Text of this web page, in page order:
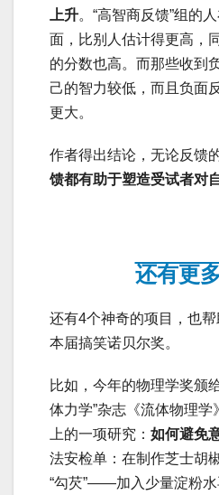
上升。“高智商反馈”组的
面，比别人估计得更高，
的分数也高。而那些收到
己的智力较低，而且负面
更大。
作者得出结论，无论反馈
馈都有助于塑造受试者对
还有更
还有4个神奇的项目，也
本届搞笑诺贝尔奖。
比如，今年的物理学奖颁
体力学”杂志《流体物理学
上的一项研究： 如何避免
法安检单：在制作芝士胡
“勾芡”——加入少量淀粉